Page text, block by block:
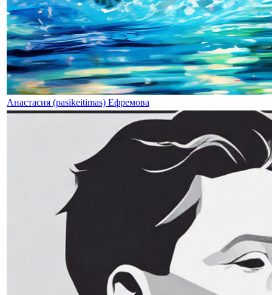
Анастасия (pasikeitimas) Ефремова